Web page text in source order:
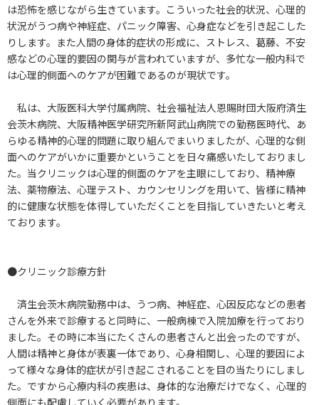
は恐怖を感じながら生きています。こういった社会的状況、心理的
状況がうつ病や神経症、パニック障害、心身症などを引き起こした
りします。また人間の身体的症状の形成に、ストレス、葛藤、不安
感などの心理的要因の関与が言われていますが、多忙な一般内科で
は心理的側面へのケアが困難であるのが現状です。
私は、大阪医科大学付属病院、社会福祉法人恩賜財団大阪府済生
会茨木病院、大阪精神医学研究所新阿武山病院での勤務医時代、あ
らゆる精神的心理的問題に取り組んでまいりましたが、心理的な側
面へのケアがいかに重要かということを日々痛感いたしておりまし
た。当クリニックは心理的側面のケアを主眼にしており、精神療
法、薬物療法、心理テスト、カウンセリングを用いて、皆様に精神
的に健康な状態を体得していただくことを目指していきたいと考え
ております。
●クリニック診療方針
済生会茨木病院勤務中は、うつ病、神経症、心因反応などの患者
さんを外来で診療すると同時に、一般病棟で入院加療を行っており
ました。その時に本当にたくさんの患者さんと出会ったのですが、
人間は精神と身体が表裏一体であり、心身相関し、心理的要因によ
って様々な身体的症状が引き起こされることを目の当たりにしまし
た。ですから心療内科の疾患は、身体的な治療だけでなく、心理的